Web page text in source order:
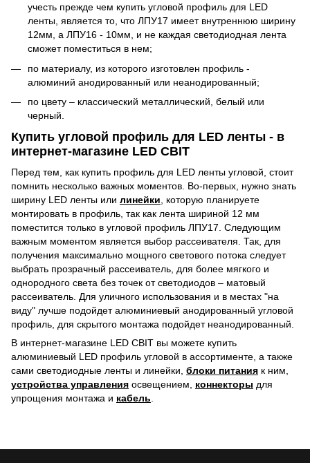
учесть прежде чем купить угловой профиль для LED
ленты, является то, что ЛПУ17 имеет внутреннюю ширину
12мм, а ЛПУ16 - 10мм, и не каждая светодиодная лента
сможет поместиться в нем;
по материалу, из которого изготовлен профиль -
алюминий анодированный или неанодированный;
по цвету – классический металлический, белый или
черный.
Купить угловой профиль для LED ленты - в
интернет-магазине LED СВІТ
Перед тем, как купить профиль для LED ленты угловой, стоит
помнить несколько важных моментов. Во-первых, нужно знать
ширину LED ленты или линейки , которую планируете
монтировать в профиль, так как лента шириной 12 мм
поместится только в угловой профиль ЛПУ17. Следующим
важным моментом является выбор рассеивателя. Так, для
получения максимально мощного светового потока следует
выбрать прозрачный рассеиватель, для более мягкого и
однородного света без точек от светодиодов – матовый
рассеиватель. Для уличного использования и в местах "на
виду" лучше подойдет алюминиевый анодированный угловой
профиль, для скрытого монтажа подойдет неанодированный.
В интернет-магазине LED СВІТ вы можете купить
алюминиевый LED профиль угловой в ассортименте, а также
сами светодиодные ленты и линейки, блоки питания к ним,
устройства управления освещением, коннекторы для
упрощения монтажа и кабель